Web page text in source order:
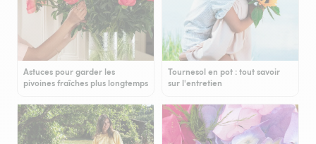
Astuces pour garder les
pivoines fraîches plus longtemps
Tournesol en pot : tout savoir
sur l'entretien